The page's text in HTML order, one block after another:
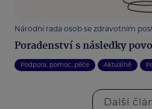
Národní rada osob se zdravotním
Poradenství s následky
Podpora, pomoc, péče Aktuálně
Další